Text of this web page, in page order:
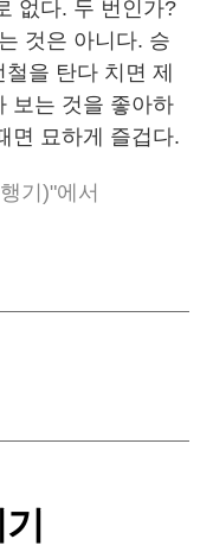
없다. 두 번인가?
것은 아니다. 승
을 탄다 치면 제
보는 것을 좋아하
면 묘하게 즐겁다.
전철 말고 기차
기)"에서